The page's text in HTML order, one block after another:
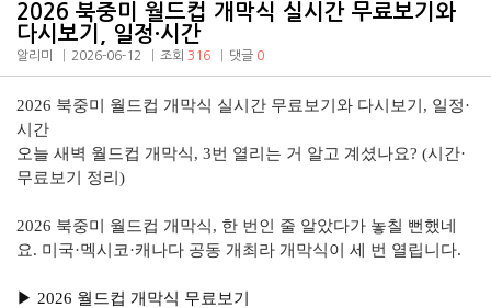
2026 북중미 월드컵 개막식 실시간 무료보기와
다시보기, 일정·시간
알리미 2026-06-12 조회 316 댓글 0
2026 북중미 월드컵 개막식 실시간 무료보기와 다시보기, 일정·
시간
오늘 새벽 월드컵 개막식, 3번 열리는 거 알고 계셨나요? (시간·
무료보기 정리)
2026 북중미 월드컵 개막식, 한 번인 줄 알았다가 놓칠 뻔했네
요. 미국·멕시코·캐나다 공동 개최라 개막식이 세 번 열립니다.
▶︎ 2026 월드컵 개막식 무료보기